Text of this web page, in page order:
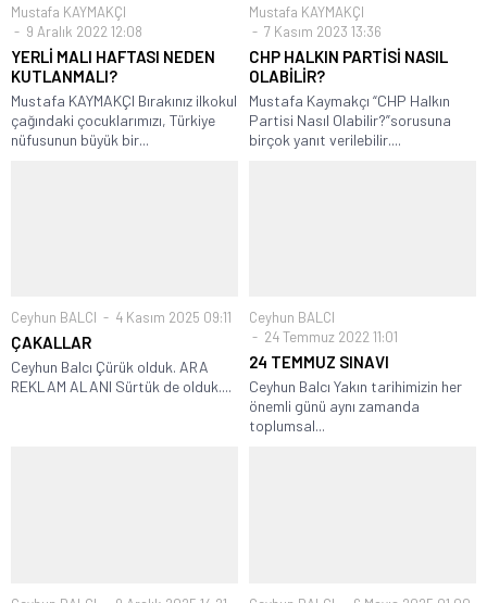
Mustafa KAYMAKÇI
9 Aralık 2022 12:08
YERLİ MALI HAFTASI NEDEN
KUTLANMALI?
Mustafa KAYMAKÇI Bırakınız ilkokul
çağındaki çocuklarımızı, Türkiye
nüfusunun büyük bir...
Mustafa KAYMAKÇI
7 Kasım 2023 13:36
CHP HALKIN PARTİSİ NASIL
OLABİLİR?
Mustafa Kaymakçı “CHP Halkın
Partisi Nasıl Olabilir?”sorusuna
birçok yanıt verilebilir....
Ceyhun BALCI 4 Kasım 2025 09:11
ÇAKALLAR
Ceyhun Balcı Çürük olduk. ARA
REKLAM ALANI Sürtük de olduk....
Ceyhun BALCI
24 Temmuz 2022 11:01
24 TEMMUZ SINAVI
Ceyhun Balcı Yakın tarihimizin her
önemli günü aynı zamanda
toplumsal...